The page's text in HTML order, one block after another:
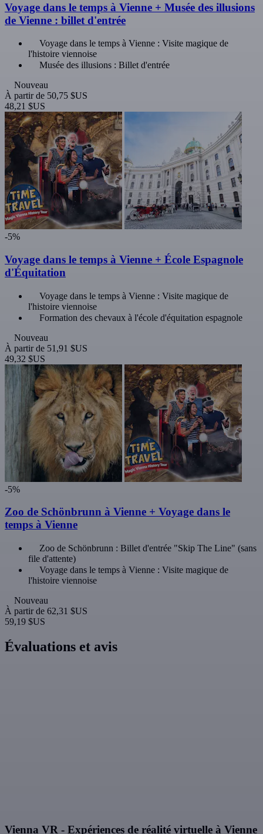
Voyage dans le temps à Vienne + Musée des illusions
de Vienne : billet d'entrée
Voyage dans le temps à Vienne : Visite magique de
l'histoire viennoise
Musée des illusions : Billet d'entrée
Nouveau
À partir de 50,75 $US
48,21 $US
-5%
Voyage dans le temps à Vienne + École Espagnole
d'Équitation
Voyage dans le temps à Vienne : Visite magique de
l'histoire viennoise
Formation des chevaux à l'école d'équitation espagnole
Nouveau
À partir de 51,91 $US
49,32 $US
-5%
Zoo de Schönbrunn à Vienne + Voyage dans le
temps à Vienne
Zoo de Schönbrunn : Billet d'entrée "Skip The Line" (sans
file d'attente)
Voyage dans le temps à Vienne : Visite magique de
l'histoire viennoise
Nouveau
À partir de 62,31 $US
59,19 $US
Évaluations et avis
Vienna VR - Expériences de réalité virtuelle à Vienne